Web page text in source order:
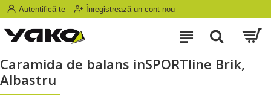
Autentifică-te Înregistrează un cont nou
Caramida de balans inSPORTline Brik,
Albastru